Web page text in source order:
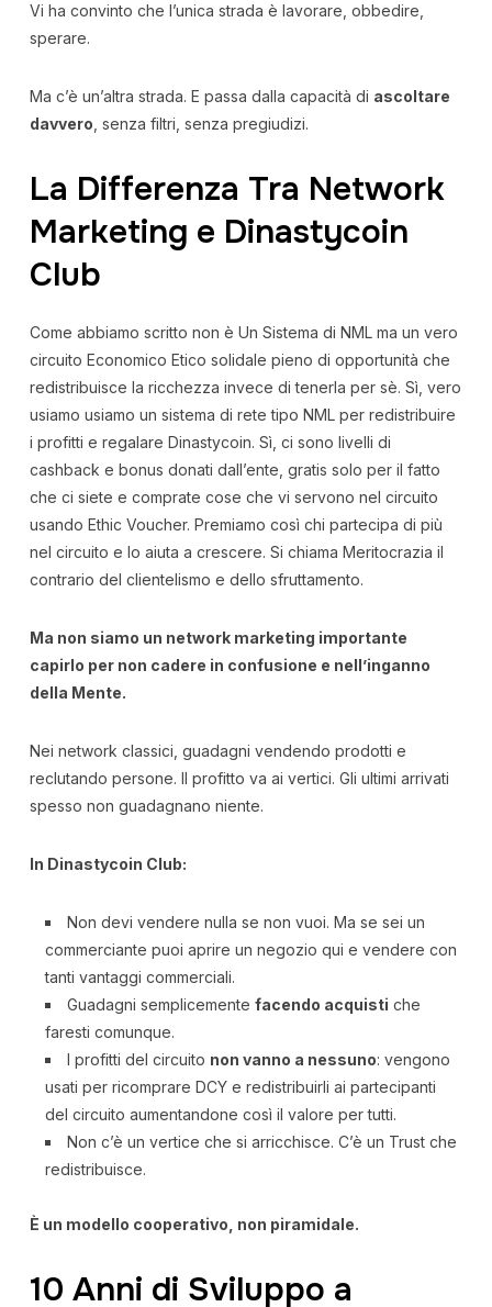
Vi ha convinto che l’unica strada è lavorare, obbedire,
sperare.
Ma c’è un’altra strada. E passa dalla capacità di ascoltare
davvero , senza filtri, senza pregiudizi.
La Differenza Tra Network
Marketing e Dinastycoin
Club
Come abbiamo scritto non è Un Sistema di NML ma un vero
circuito Economico Etico solidale pieno di opportunità che
redistribuisce la ricchezza invece di tenerla per sè. Sì, vero
usiamo usiamo un sistema di rete tipo NML per redistribuire
i profitti e regalare Dinastycoin. Sì, ci sono livelli di
cashback e bonus donati dall’ente, gratis solo per il fatto
che ci siete e comprate cose che vi servono nel circuito
usando Ethic Voucher. Premiamo così chi partecipa di più
nel circuito e lo aiuta a crescere. Si chiama Meritocrazia il
contrario del clientelismo e dello sfruttamento.
Ma non siamo un network marketing importante
capirlo per non cadere in confusione e nell’inganno
della Mente.
Nei network classici, guadagni vendendo prodotti e
reclutando persone. Il profitto va ai vertici. Gli ultimi arrivati
spesso non guadagnano niente.
In Dinastycoin Club:
Non devi vendere nulla se non vuoi. Ma se sei un
commerciante puoi aprire un negozio qui e vendere con
tanti vantaggi commerciali.
Guadagni semplicemente facendo acquisti che
faresti comunque.
I profitti del circuito non vanno a nessuno: vengono
usati per ricomprare DCY e redistribuirli ai partecipanti
del circuito aumentandone così il valore per tutti.
Non c’è un vertice che si arricchisce. C’è un Trust che
redistribuisce.
È un modello cooperativo, non piramidale.
10 Anni di Sviluppo a